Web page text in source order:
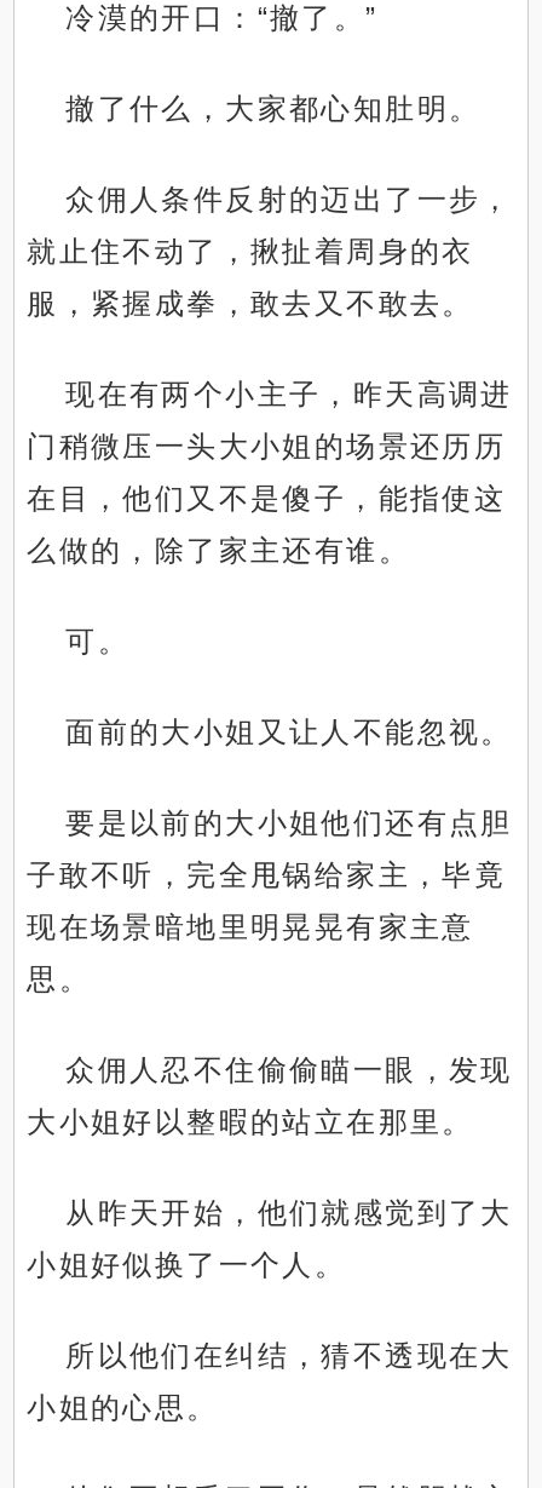
冷漠的开口：“撤了。”
撤了什么，大家都心知肚明。
众佣人条件反射的迈出了一步，
就止住不动了，揪扯着周身的衣
服，紧握成拳，敢去又不敢去。
现在有两个小主子，昨天高调进
门稍微压一头大小姐的场景还历历
在目，他们又不是傻子，能指使这
么做的，除了家主还有谁。
可。
面前的大小姐又让人不能忽视。
要是以前的大小姐他们还有点胆
子敢不听，完全甩锅给家主，毕竟
现在场景暗地里明晃晃有家主意
思。
众佣人忍不住偷偷瞄一眼，发现
大小姐好以整暇的站立在那里。
从昨天开始，他们就感觉到了大
小姐好似换了一个人。
所以他们在纠结，猜不透现在大
小姐的心思。